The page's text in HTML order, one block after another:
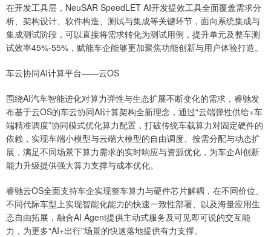
在开发工具层，NeuSAR SpeedLET AI开发提效工具全面覆盖需求分
析、架构设计、软件构造、测试与集成等关键环节，面向系统集成与
集成测试阶段，可以直接将需求转化为测试用例，提升单元及整车测
试效率45%-55%，赋能车企能够更加聚焦功能创新与用户体验打造。
车云协同AI计算平台——云OS
围绕AI汽车智能进化对算力弹性与生态扩展不断变化的需求，睿驰发
布基于云OS的车云协同AI计算架构全新理念，通过“云端弹性供给+车
端精准调度”协同模式优化算力配置，打破传统车载算力对固定硬件的
依赖，实现车端小模型与云端大模型的自由调度、按需分配与动态扩
展，满足不同场景下算力需求的实时响应与资源优化，为车企AI创新
能力升级提供强大算力支撑与成本优化。
睿驰云OS全面支持车企实现整车算力与硬件芯片解耦，在不同价位、
不同代际车型上实现智能化能力的快速一致性部署、以及海量应用生
态自由拓展，融合AI Agent提供主动式服务及可见即可说的交互能
力，为更多“AI+出行”场景的快速落地提供有力支撑。